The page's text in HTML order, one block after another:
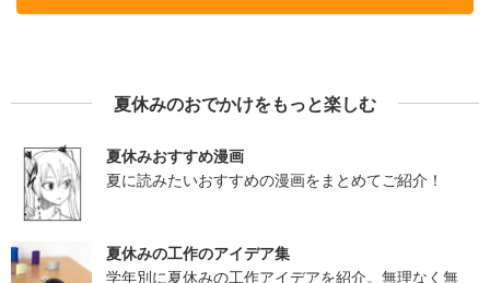
夏休みのおでかけをもっと楽しむ
夏休みおすすめ漫画
夏に読みたいおすすめの漫画をまとめてご紹介！
夏休みの工作のアイデア集
学年別に夏休みの工作アイデアを紹介。無理なく無